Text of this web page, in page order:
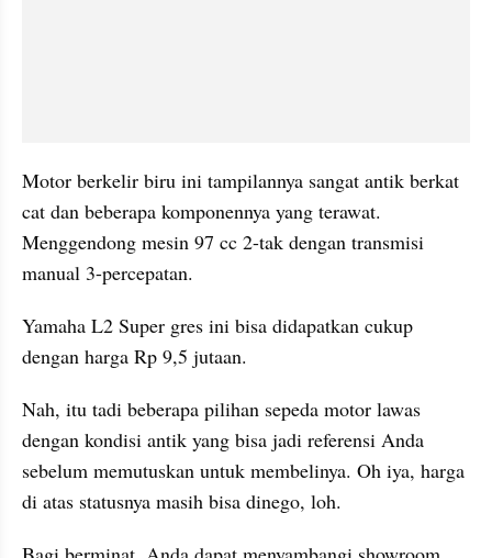
Motor berkelir biru ini tampilannya sangat antik berkat
cat dan beberapa komponennya yang terawat.
Menggendong mesin 97 cc 2-tak dengan transmisi
manual 3-percepatan.
Yamaha L2 Super gres ini bisa didapatkan cukup
dengan harga Rp 9,5 jutaan.
Nah, itu tadi beberapa pilihan sepeda motor lawas
dengan kondisi antik yang bisa jadi referensi Anda
sebelum memutuskan untuk membelinya. Oh iya, harga
di atas statusnya masih bisa dinego, loh.